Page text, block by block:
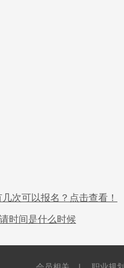
次可以报名？点击查看！
时间是什么时候